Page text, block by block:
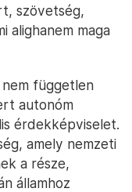
szövetség,
alighanem maga
nem független
autonóm
érdekképviselet.
amely nemzeti
a része,
államhoz